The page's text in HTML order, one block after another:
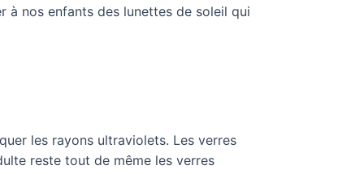
à nos enfants des lunettes de soleil qui
les rayons ultraviolets. Les verres
reste tout de même les verres